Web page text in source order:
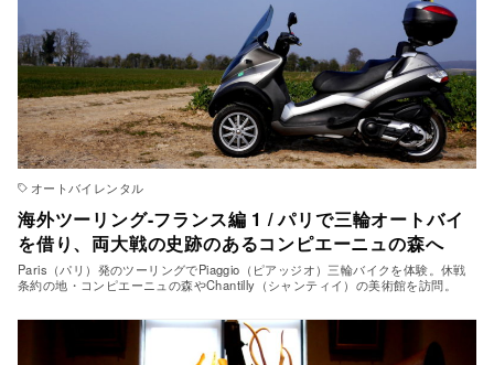
オートバイレンタル
海外ツーリング-フランス編 1 / パリで三輪オートバイ
を借り、両大戦の史跡のあるコンピエーニュの森へ
Paris（パリ）発のツーリングでPiaggio（ピアッジオ）三輪バイクを体験。休戦
条約の地・コンピエーニュの森やChantilly（シャンティイ）の美術館を訪問。